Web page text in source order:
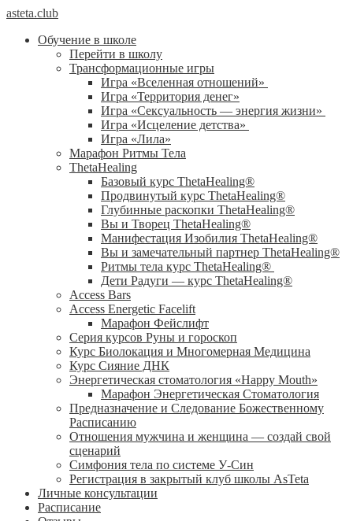
asteta.club
Обучение в школе
Перейти в школу
Трансформационные игры
Игра «Вселенная отношений»
Игра «Территория денег»
Игра «Сексуальность — энергия жизни»
Игра «Исцеление детства»
Игра «Лила»
Марафон Ритмы Тела
ThetaHealing
Базовый курс ThetaHealing®
Продвинутый курс ThetaHealing®
Глубинные раскопки ThetaHealing®
Вы и Творец ThetaHealing®
Манифестация Изобилия ThetaHealing®
Вы и замечательный партнер ThetaHealing®
Ритмы тела курс ThetaHealing®
Дети Радуги — курс ThetaHealing®
Access Bars
Access Energetic Facelift
Марафон Фейслифт
Серия курсов Руны и гороскоп
Курс Биолокация и Многомерная Медицина
Курс Сияние ДНК
Энергетическая стоматология «Happy Mouth»
Марафон Энергетическая Cтоматология
Предназначение и Следование Божественному
Расписанию
Отношения мужчина и женщина — создай свой
сценарий
Симфония тела по системе У-Син
Регистрация в закрытый клуб школы AsTeta
Личные консультации
Расписание